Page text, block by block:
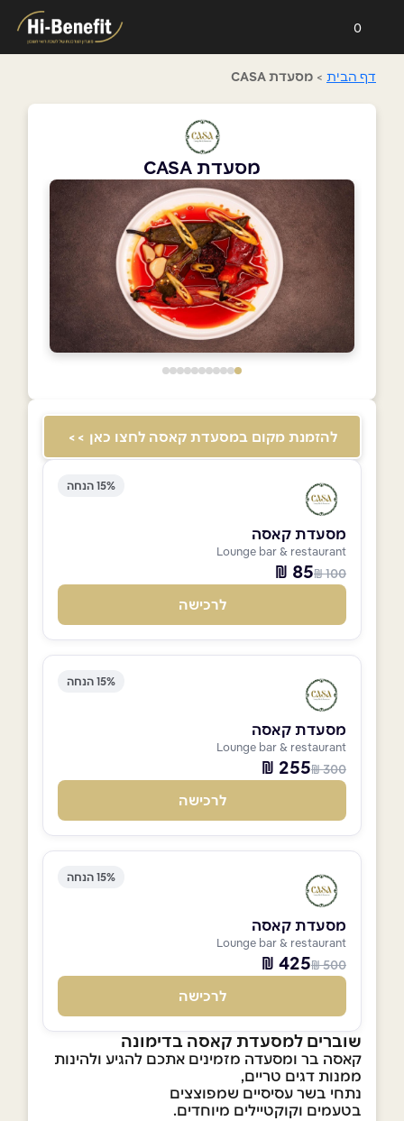
0
דף הבית > מסעדת CASA
מסעדת CASA
להזמנת מקום במסעדת קאסה לחצו כאן >>
15% הנחה
מסעדת קאסה
Lounge bar & restaurant
100 ₪
85 ₪
לרכישה
15% הנחה
מסעדת קאסה
Lounge bar & restaurant
300 ₪
255 ₪
לרכישה
15% הנחה
מסעדת קאסה
Lounge bar & restaurant
500 ₪
425 ₪
לרכישה
שוברים למסעדת קאסה בדימונה
קאסה בר ומסעדה מזמינים אתכם להגיע ולהינות
ממנות דגים טריים,
נתחי בשר עסיסיים שמפוצצים
בטעמים וקוקטיילים מיוחדים.